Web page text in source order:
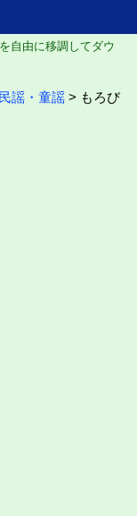
自由に移調してダウ
謡・童謡 > もろび